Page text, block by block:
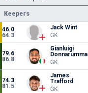
Keepers
46.0
64.3
Jack Wint
GK
79.6
86.8
Gianluigi
Donnarumma
GK
74.3
81.5
James
Trafford
GK